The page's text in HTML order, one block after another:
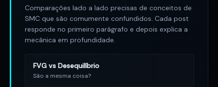
Comparações lado a lado precisas de conceitos de
SMC que são comumente confundidos. Cada post
responde no primeiro parágrafo e depois explica a
mecânica em profundidade.
FVG vs Desequilíbrio
São a mesma coisa?